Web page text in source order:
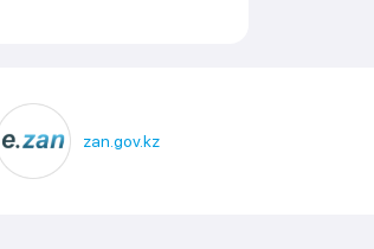
zan.gov.kz